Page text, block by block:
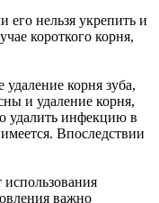
его нельзя укрепить и
короткого корня,
корня зуба,
и удаление корня,
удалить инфекцию в
Впоследствии
использования
важно